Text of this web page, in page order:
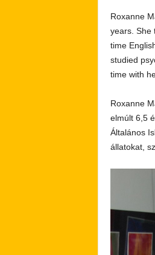
Roxanne
years. She
time
studied
time with
Roxanne
elmúlt 6,5
Általános
állatokat,